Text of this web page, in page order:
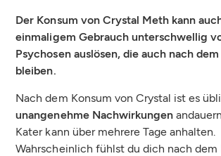
Der Konsum von Crystal Meth kann
einmaligem Gebrauch unterschwellig
Psychosen auslösen, die auch nach
bleiben.
Nach dem Konsum von Crystal ist es
unangenehme Nachwirkungen
Kater kann über mehrere Tage anhalten.
Wahrscheinlich fühlst du dich nach dem